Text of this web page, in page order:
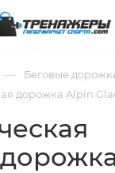
— Беговые
дорожка Alpin